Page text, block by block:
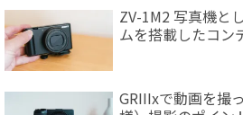
ZV-1M2 写真機と
ムを搭載したコン
GRIIIxで動画を撮